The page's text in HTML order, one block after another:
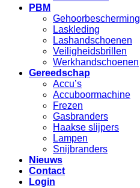
PBM
Gehoorbescherming
Laskleding
Lashandschoenen
Veiligheidsbrillen
Werkhandschoenen
Gereedschap
Accu’s
Accuboormachine
Frezen
Gasbranders
Haakse slijpers
Lampen
Snijbranders
Nieuws
Contact
Login